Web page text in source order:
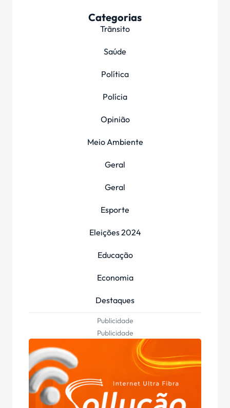
Categorias
Trãnsito
Saúde
Política
Polícia
Opinião
Meio Ambiente
Geral
Geral
Esporte
Eleições 2024
Educação
Economia
Destaques
Publicidade
Publicidade